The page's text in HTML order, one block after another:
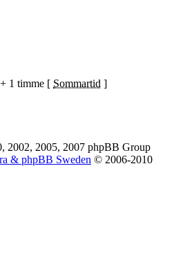
1 timme [ Sommartid ]
2002, 2005, 2007 phpBB Group
& phpBB Sweden © 2006-2010